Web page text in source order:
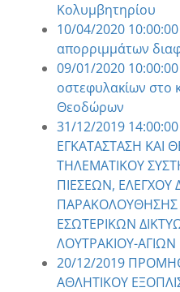
Κολυμβητηρίου
10/04/2020
απορριμμάτων
09/01/2020
οστεφυλακίων στο
Θεοδώρων
31/12/2019
ΕΓΚΑΤΑΣΤΑΣΗ ΚΑΙ
ΤΗΛΕΜΑΤΙΚΟΥ
ΠΙΕΣΕΩΝ, ΕΛΕΓΧΟΥ
ΠΑΡΑΚΟΛΟΥΘΗΣΗΣ
ΕΣΩΤΕΡΙΚΩΝ
ΛΟΥΤΡΑΚΙΟΥ-
20/12/2019
ΑΘΛΗΤΙΚΟΥ